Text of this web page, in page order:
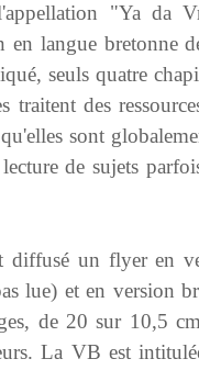
"Ya da
langue bretonne
seuls quatre
traitent des
sont
de sujets
diffusé un flyer en
lue) et en version
de 20 sur 10,5
La VB est